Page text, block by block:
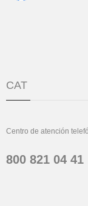
CAT
Centro de atención
800 821 04 41